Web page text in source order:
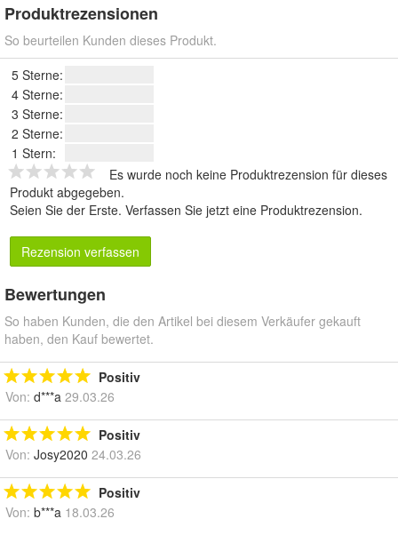
Produktrezensionen
So beurteilen Kunden dieses Produkt.
5 Sterne:
4 Sterne:
3 Sterne:
2 Sterne:
1 Stern:
Es wurde noch keine Produktrezension für dieses
Produkt abgegeben.
Seien Sie der Erste. Verfassen Sie jetzt eine Produktrezension.
Rezension verfassen
Bewertungen
So haben Kunden, die den Artikel bei diesem Verkäufer gekauft
haben, den Kauf bewertet.
Positiv
Von: d***a 29.03.26
Positiv
Von: Josy2020 24.03.26
Positiv
Von: b***a 18.03.26